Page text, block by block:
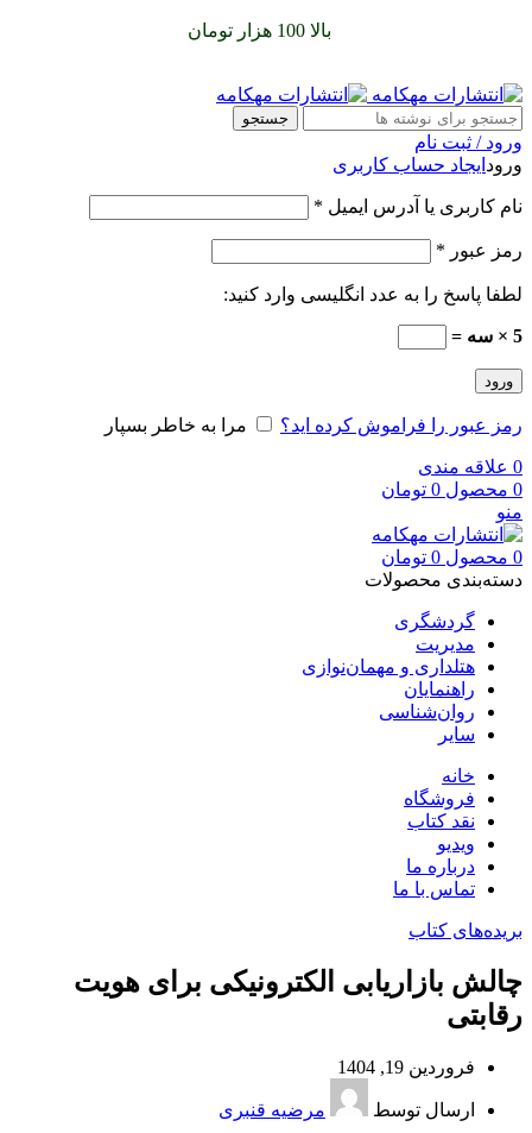
بالا 100 هزار تومان
جستجو
ورود / ثبت نام
ورود ایجاد حساب کاربری
نام کاربری یا آدرس ایمیل *
رمز عبور *
لطفا پاسخ را به عدد انگلیسی وارد کنید:
5 × سه =
ورود
رمز عبور را فراموش کرده اید؟ مرا به خاطر بسپار
0 علاقه مندی
0 محصول 0 تومان
منو
0 محصول 0 تومان
دسته‌بندی محصولات
گردشگری
مدیریت
هتلداری و مهمان‌نوازی
راهنمایان
روان‌شناسی
سایر
خانه
فروشگاه
نقد کتاب
ویدیو
درباره‌ ما
تماس با ما
بریده‌های کتاب
چالش بازاریابی الکترونیکی برای هویت
رقابتی
فروردین 19, 1404
ارسال توسط مرضیه قنبری